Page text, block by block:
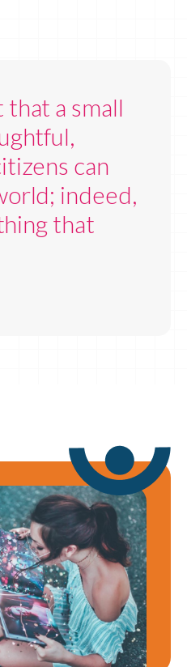
a small
can
indeed,
that